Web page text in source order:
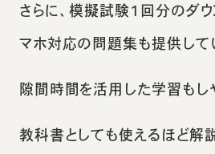
さらに、模擬試験1回分のダウ
マホ対応の問題集も提供して
隙間時間を活用した学習もし
教科書としても使えるほど解